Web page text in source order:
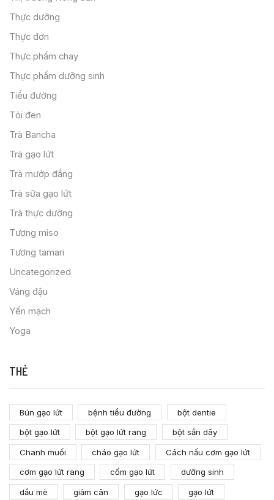
Thực dưỡng
Thực đơn
Thực phẩm chay
Thực phẩm dưỡng sinh
Tiểu đường
Tỏi đen
Trà Bancha
Trà gạo lứt
Trà mướp đắng
Trà sữa gạo lứt
Trà thực dưỡng
Tương miso
Tương tamari
Uncategorized
Váng đậu
Yến mạch
Yoga
THẺ
Bún gạo lứt bệnh tiểu đường bột dentie
bột gạo lứt bột gạo lứt rang bột sắn dây
Chanh muối cháo gạo lứt Cách nấu cơm gạo lứt
cơm gạo lứt rang cốm gạo lứt dưỡng sinh
dầu mè giảm cân gạo lức gạo lứt